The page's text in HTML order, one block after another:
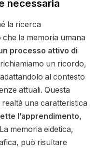
necessaria
la ricerca
la memoria umana
processo attivo di
un ricordo,
al contesto
attuali. Questa
una caratteristica
l’apprendimento,
memoria eidetica,
può risultare